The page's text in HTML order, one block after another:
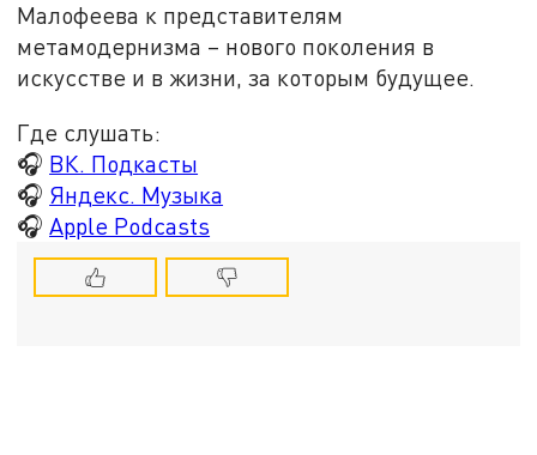
Малофеева к представителям
метамодернизма – нового поколения в
искусстве и в жизни, за которым будущее.
Где слушать:
🎧 ВК. Подкасты
🎧 Яндекс. Музыка
🎧Apple Podcasts